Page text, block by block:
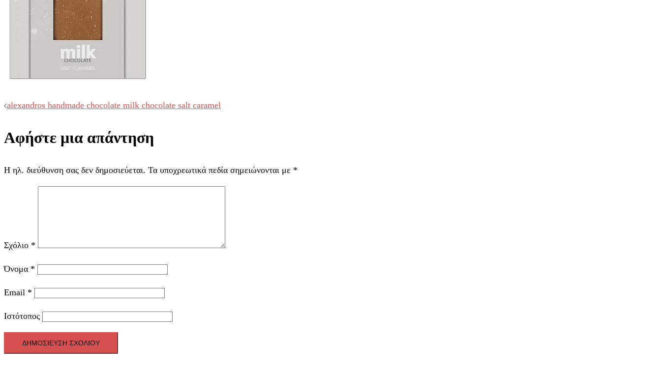
Post
navigation
alexandros handmade chocolate milk chocolate salt caramel
Αφήστε μια απάντηση
Η ηλ. διεύθυνση σας δεν δημοσιεύεται. Τα υποχρεωτικά πεδία σημειώνονται με *
Σχόλιο *
Όνομα *
Email *
Ιστότοπος